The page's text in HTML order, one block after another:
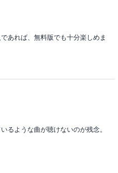
あれば、無料版でも十分楽しめま
るような曲が聴けないのが残念。